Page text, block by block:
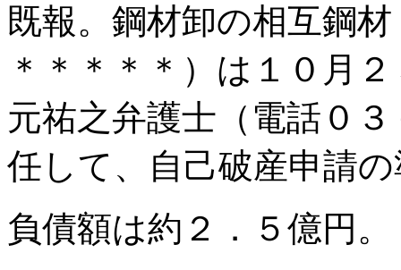
既報。鋼材卸の相互鋼
＊＊＊＊＊）は１０月
元祐之弁護士（電話０
任して、自己破産申請
負債額は約２．５億円。